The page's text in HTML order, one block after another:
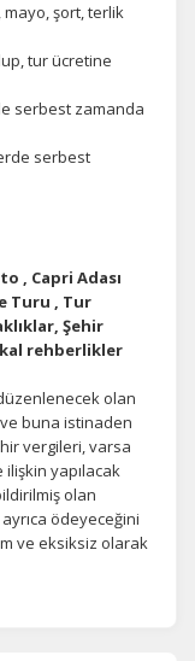
mayo, şort, terlik
tur ücretine
serbest zamanda
serbest
, Capri Adası
Turu , Tur
Şehir
rehberlikler
olan
ve buna istinaden
vergileri, varsa
yapılacak
olan
ödeyeceğini
ve eksiksiz olarak